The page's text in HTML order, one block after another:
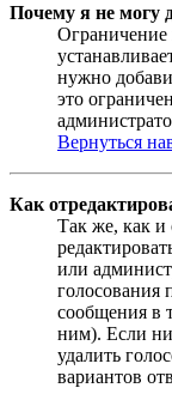
Почему я не могу
Ограничение
нужно
это
Вернуться
Как
Так же, как и
или
голосования
сообщения в
ним). Если
удалить
вариантов